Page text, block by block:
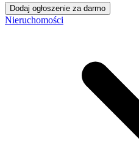
Dodaj ogłoszenie za darmo
Nieruchomości